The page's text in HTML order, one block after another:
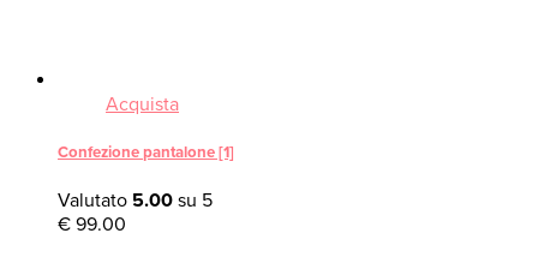
Acquista
Confezione pantalone [1]
Valutato 5.00 su 5
€ 99.00